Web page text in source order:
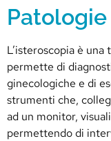
L’isteroscopia è
permette di
ginecologiche e di
strumenti che,
ad un monitor,
permettendo di